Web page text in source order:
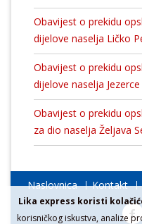
Lika express koristi
korisničkog iskustva, analize
Obavijest o prekidu
dijelove naselja Ličko
Obavijest o prekidu
dijelove naselja Jezerce
Obavijest o prekidu
za dio naselja Željava
Naslovnica Kontakt